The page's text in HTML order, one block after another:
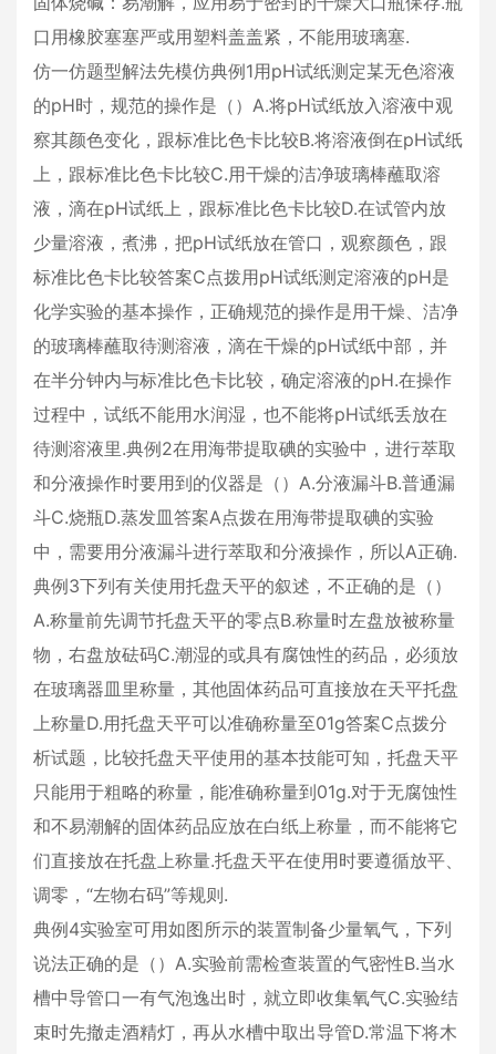
口用橡胶塞塞严或用塑料盖盖紧，不能用玻璃塞.
仿一仿题型解法先模仿典例1用pH试纸测定某无色溶液
的pH时，规范的操作是（）A.将pH试纸放入溶液中观
察其颜色变化，跟标准比色卡比较B.将溶液倒在pH试纸
上，跟标准比色卡比较C.用干燥的洁净玻璃棒蘸取溶
液，滴在pH试纸上，跟标准比色卡比较D.在试管内放
少量溶液，煮沸，把pH试纸放在管口，观察颜色，跟
标准比色卡比较答案C点拨用pH试纸测定溶液的pH是
化学实验的基本操作，正确规范的操作是用干燥、洁净
的玻璃棒蘸取待测溶液，滴在干燥的pH试纸中部，并
在半分钟内与标准比色卡比较，确定溶液的pH.在操作
过程中，试纸不能用水润湿，也不能将pH试纸丢放在
待测溶液里.典例2在用海带提取碘的实验中，进行萃取
和分液操作时要用到的仪器是（）A.分液漏斗B.普通漏
斗C.烧瓶D.蒸发皿答案A点拨在用海带提取碘的实验
中，需要用分液漏斗进行萃取和分液操作，所以A正确.
典例3下列有关使用托盘天平的叙述，不正确的是（）
A.称量前先调节托盘天平的零点B.称量时左盘放被称量
物，右盘放砝码C.潮湿的或具有腐蚀性的药品，必须放
在玻璃器皿里称量，其他固体药品可直接放在天平托盘
上称量D.用托盘天平可以准确称量至01g答案C点拨分
析试题，比较托盘天平使用的基本技能可知，托盘天平
只能用于粗略的称量，能准确称量到01g.对于无腐蚀性
和不易潮解的固体药品应放在白纸上称量，而不能将它
们直接放在托盘上称量.托盘天平在使用时要遵循放平、
调零，“左物右码”等规则.
典例4实验室可用如图所示的装置制备少量氧气，下列
说法正确的是（）A.实验前需检查装置的气密性B.当水
槽中导管口一有气泡逸出时，就立即收集氧气C.实验结
束时先撤走酒精灯，再从水槽中取出导管D.常温下将木